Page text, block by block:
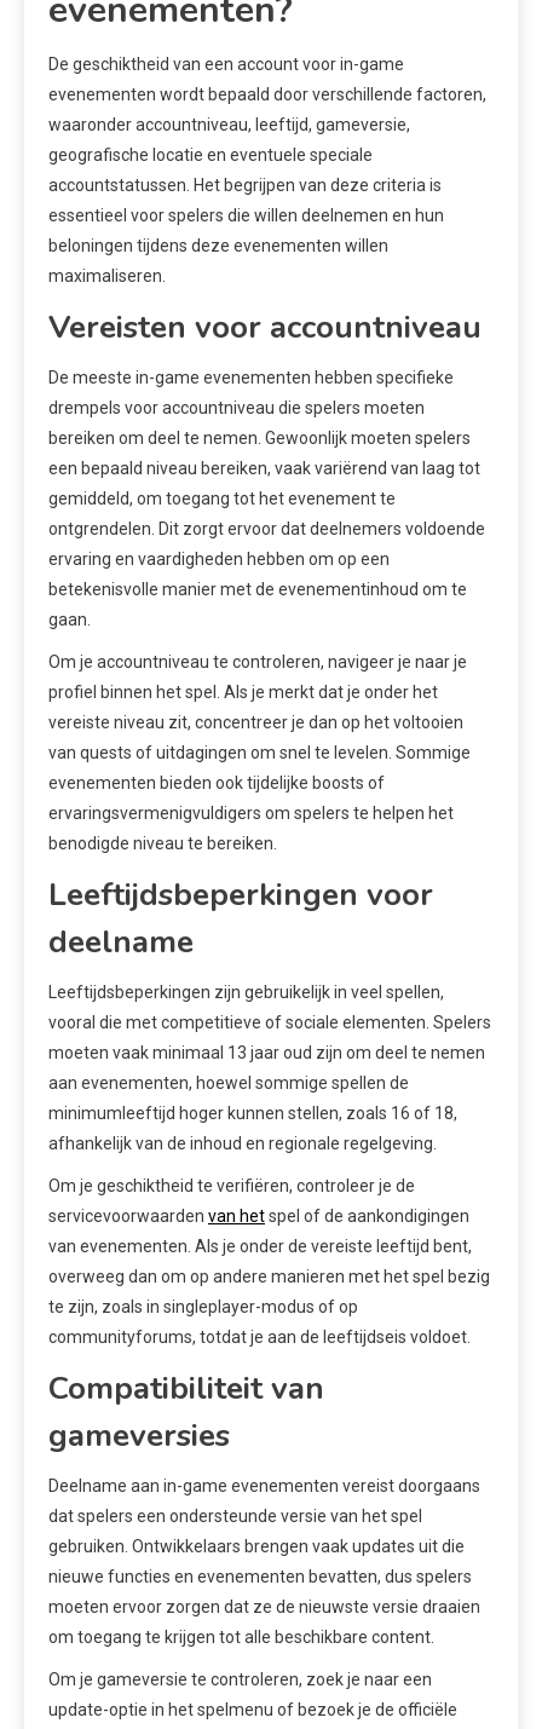
evenementen?
De geschiktheid van een account voor in-game
evenementen wordt bepaald door verschillende factoren,
waaronder accountniveau, leeftijd, gameversie,
geografische locatie en eventuele speciale
accountstatussen. Het begrijpen van deze criteria is
essentieel voor spelers die willen deelnemen en hun
beloningen tijdens deze evenementen willen
maximaliseren.
Vereisten voor accountniveau
De meeste in-game evenementen hebben specifieke
drempels voor accountniveau die spelers moeten
bereiken om deel te nemen. Gewoonlijk moeten spelers
een bepaald niveau bereiken, vaak variërend van laag tot
gemiddeld, om toegang tot het evenement te
ontgrendelen. Dit zorgt ervoor dat deelnemers voldoende
ervaring en vaardigheden hebben om op een
betekenisvolle manier met de evenementinhoud om te
gaan.
Om je accountniveau te controleren, navigeer je naar je
profiel binnen het spel. Als je merkt dat je onder het
vereiste niveau zit, concentreer je dan op het voltooien
van quests of uitdagingen om snel te levelen. Sommige
evenementen bieden ook tijdelijke boosts of
ervaringsvermenigvuldigers om spelers te helpen het
benodigde niveau te bereiken.
Leeftijdsbeperkingen voor
deelname
Leeftijdsbeperkingen zijn gebruikelijk in veel spellen,
vooral die met competitieve of sociale elementen. Spelers
moeten vaak minimaal 13 jaar oud zijn om deel te nemen
aan evenementen, hoewel sommige spellen de
minimumleeftijd hoger kunnen stellen, zoals 16 of 18,
afhankelijk van de inhoud en regionale regelgeving.
Om je geschiktheid te verifiëren, controleer je de
servicevoorwaarden van hetspel of de aankondigingen
van evenementen. Als je onder de vereiste leeftijd bent,
overweeg dan om op andere manieren met het spel bezig
te zijn, zoals in singleplayer-modus of op
communityforums, totdat je aan de leeftijdseis voldoet.
Compatibiliteit van
gameversies
Deelname aan in-game evenementen vereist doorgaans
dat spelers een ondersteunde versie van het spel
gebruiken. Ontwikkelaars brengen vaak updates uit die
nieuwe functies en evenementen bevatten, dus spelers
moeten ervoor zorgen dat ze de nieuwste versie draaien
om toegang te krijgen tot alle beschikbare content.
Om je gameversie te controleren, zoek je naar een
update-optie in het spelmenu of bezoek je de officiële